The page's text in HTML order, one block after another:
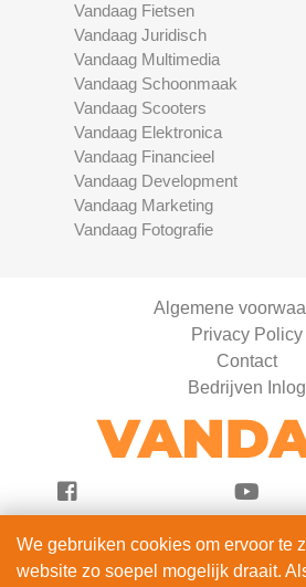
Vandaag Fietsen
Vandaag Juridisch
Vandaag Multimedia
Vandaag Schoonmaak
Vandaag Scooters
Vandaag Elektronica
Vandaag Financieel
Vandaag Development
Vandaag Marketing
Vandaag Fotografie
Algemene
Privacy Policy
Contact
Bedrijven Inlog
Vandaag Boten is
We gebruiken cookies om ervoor te
website zo soepel mogelijk draait.